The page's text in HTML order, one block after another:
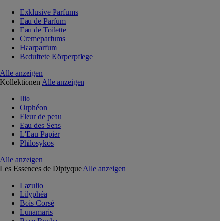
Exklusive Parfums
Eau de Parfum
Eau de Toilette
Cremeparfums
Haarparfum
Beduftete Körperpflege
Alle anzeigen
Kollektionen Alle anzeigen
Ilio
Orphéon
Fleur de peau
Eau des Sens
L'Eau Papier
Philosykos
Alle anzeigen
Les Essences de Diptyque Alle anzeigen
Lazulio
Lilyphéa
Bois Corsé
Lunamaris